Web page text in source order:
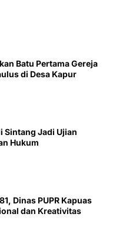
Batu Pertama Gereja
di Desa Kapur
Sintang Jadi Ujian
Hukum
Dinas PUPR Kapuas
dan Kreativitas